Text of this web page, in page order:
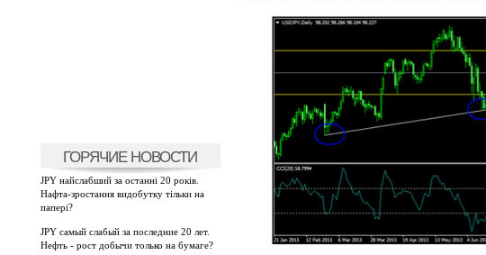
ГОРЯЧИЕ НОВОСТИ
JPY найслабший за останні 20 років.
Нафта-зростання видобутку тільки на
папері?
JPY самый слабый за последние 20 лет.
Нефть - рост добычи только на бумаге?